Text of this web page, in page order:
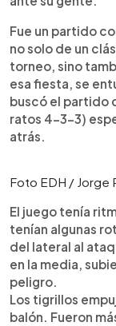
Fue un partido
no solo de un
torneo, sino
esa fiesta, se
buscó el partido
ratos 4-3-3)
atrás.
Foto EDH / Jorge
El juego tenía
tenían algunas
del lateral al
en la media,
peligro.
Los tigrillos
balón. Fueron